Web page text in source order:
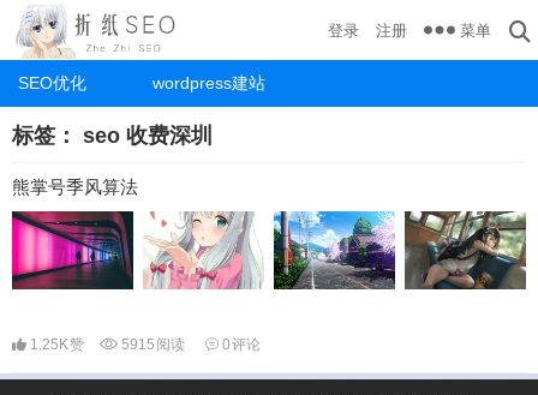
SEO优化 wordpress建站
登录 注册 菜单
标签： seo 收费深圳
熊掌号季风算法
1.25K赞 5915 阅读 0评论